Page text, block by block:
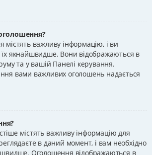
містять важливу інформацію, і ви
якнайшвидше. Вони відображаються в
та у вашій Панелі керування.
вами важливих оголошень надається
містять важливу інформацію для
в даний момент, і вам необхідно
Оголошення відображаються в